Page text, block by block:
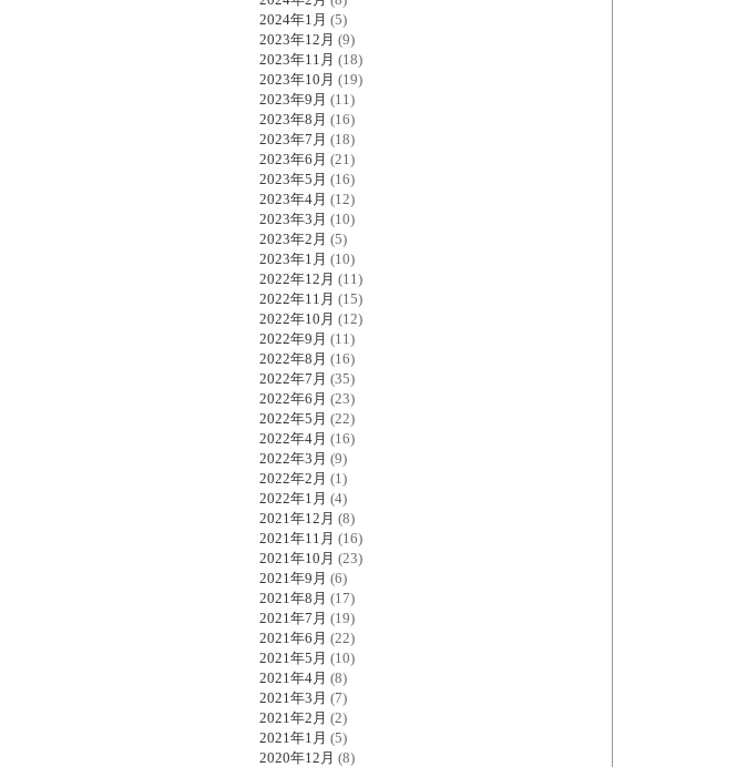
2024年1月 (5)
2023年12月 (9)
2023年11月 (18)
2023年10月 (19)
2023年9月 (11)
2023年8月 (16)
2023年7月 (18)
2023年6月 (21)
2023年5月 (16)
2023年4月 (12)
2023年3月 (10)
2023年2月 (5)
2023年1月 (10)
2022年12月 (11)
2022年11月 (15)
2022年10月 (12)
2022年9月 (11)
2022年8月 (16)
2022年7月 (35)
2022年6月 (23)
2022年5月 (22)
2022年4月 (16)
2022年3月 (9)
2022年2月 (1)
2022年1月 (4)
2021年12月 (8)
2021年11月 (16)
2021年10月 (23)
2021年9月 (6)
2021年8月 (17)
2021年7月 (19)
2021年6月 (22)
2021年5月 (10)
2021年4月 (8)
2021年3月 (7)
2021年2月 (2)
2021年1月 (5)
2020年12月 (8)